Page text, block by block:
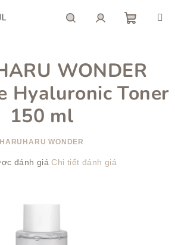
kiếm nhập hàng
WONDER
Hyaluronic Toner
150 ml
HARUHARU WONDER
đánh giá Chi tiết đánh giá